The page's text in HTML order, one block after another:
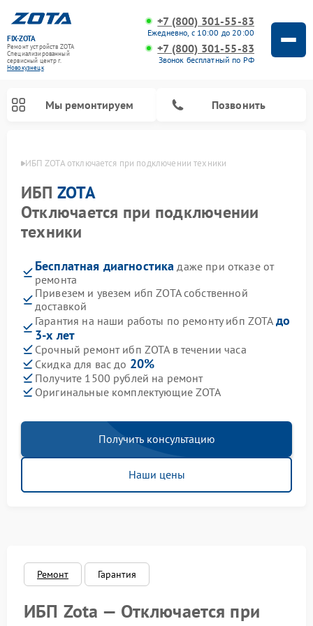
FIX-ZOTA
Ремонт устройств ZOTA
Специализированный
cервисный центр г.
Новокузнецк
+7 (800) 301-55-83
Ежедневно, с 10:00 до 20:00
+7 (800) 301-55-83
Звонок бесплатный по РФ
Мы ремонтируем Позвонить
ИБП ZOTA отключается при подключении техники
ИБП ZOTA
Отключается при подключении
техники
Бесплатная диагностика даже при отказе от
ремонта
Привезем и увезем ибп ZOTA собственной
доставкой
Гарантия на наши работы по ремонту ибп ZOTA до
3-х лет
Срочный ремонт ибп ZOTA в течении часа
Скидка для вас до 20%
Получите 1500 рублей на ремонт
Оригинальные комплектующие ZOTA
Получить консультацию
Наши цены
Ремонт Гарантия
ИБП Zota — Отключается при